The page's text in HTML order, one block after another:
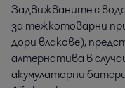
Задвижваните с
за тежкотоварни
дори влакове),
алтернатива в
акумулаторни